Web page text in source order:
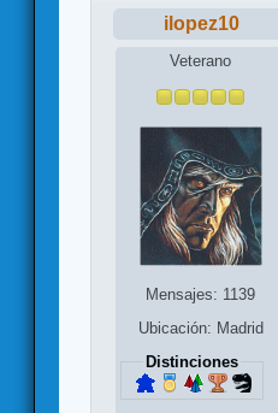
ilopez10
Veterano
Mensajes: 1139
Ubicación: Madrid
Distinciones